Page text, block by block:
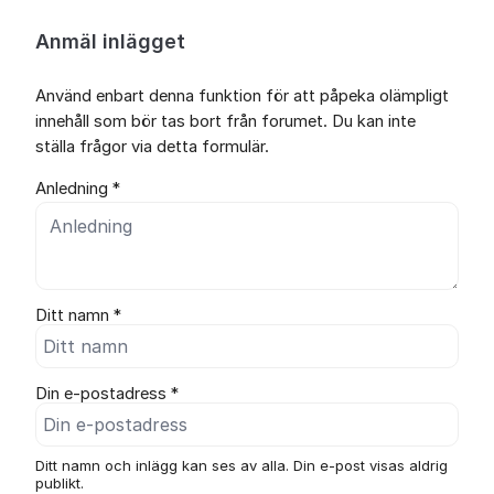
Anmäl inlägget
Använd enbart denna funktion för att påpeka olämpligt
innehåll som bör tas bort från forumet. Du kan inte
ställa frågor via detta formulär.
Anledning *
Ditt namn *
Din e-postadress *
Ditt namn och inlägg kan ses av alla. Din e-post visas aldrig
publikt.